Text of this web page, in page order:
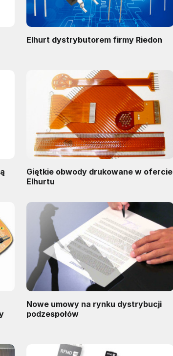
Elhurt dystrybutorem firmy Riedon
Giętkie obwody drukowane w ofercie
Elhurtu
Nowe umowy na rynku dystrybucji
podzespołów